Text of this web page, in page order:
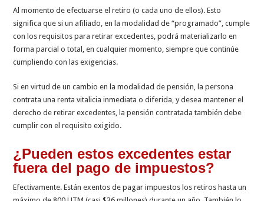
Al momento de efectuarse el retiro (o cada uno de ellos). Esto
significa que si un afiliado, en la modalidad de “programa­do”, cumple
con los requisitos para retirar excedentes, podrá materializarlo en
for­ma parcial o total, en cualquier momento, siempre que continúe
cumpliendo con las exigencias.
Si en virtud de un cambio en la modalidad de pensión, la persona
contrata una renta vitalicia inmediata o diferida, y desea man­tener el
derecho de retirar excedentes, la pensión contratada también debe
cumplir con el requisito exigido.
¿Pueden estos excedentes estar
fuera del pago de impuestos?
Efectivamente. Están exentos de pagar impuestos los retiros hasta un